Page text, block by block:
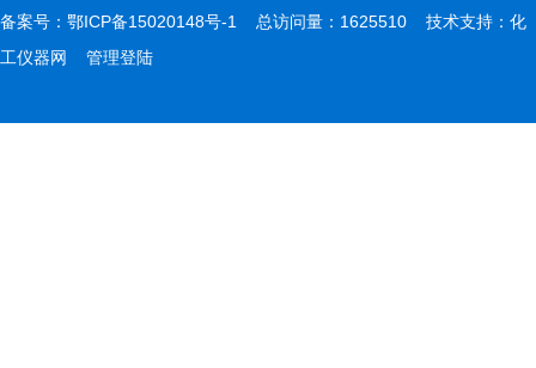
备案号： 鄂ICP备15020148号-1 总访问量：1625510 技术支持： 化
工仪器网
管理登陆